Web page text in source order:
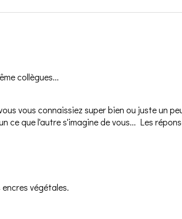
collègues...
vous connaissiez super bien ou juste un
ce que l'autre s'imagine de vous... Les
végétales.